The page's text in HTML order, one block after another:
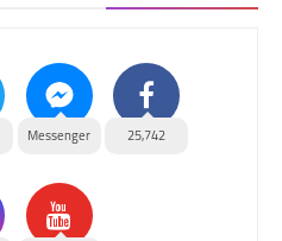
25,742
Messenger